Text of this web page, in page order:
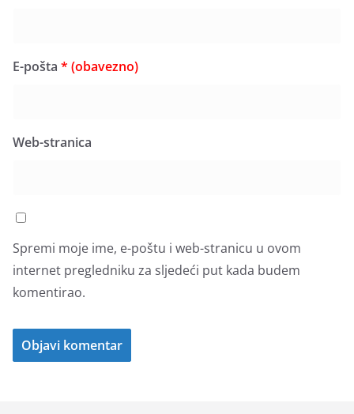
E-pošta * (obavezno)
Web-stranica
Spremi moje ime, e-poštu i web-stranicu u ovom
internet pregledniku za sljedeći put kada budem
komentirao.